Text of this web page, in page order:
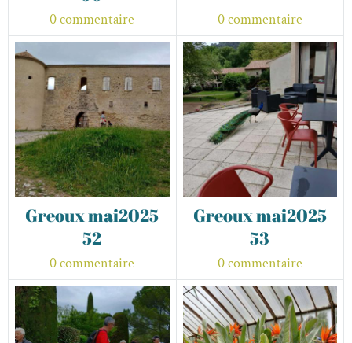
0 commentaire 0 commentaire
Greoux mai2025
52
0 commentaire
Greoux mai2025
53
0 commentaire